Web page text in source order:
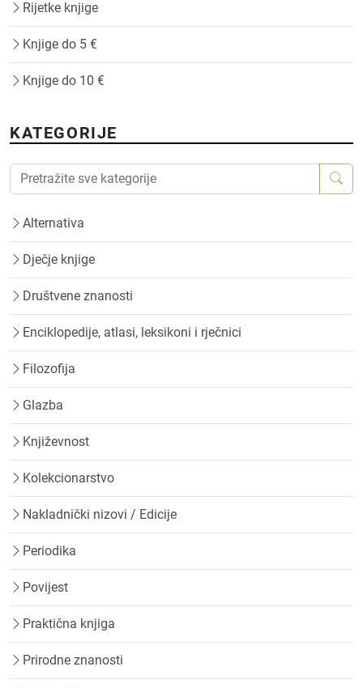
Rijetke knjige
Knjige do 5 €
Knjige do 10 €
KATEGORIJE
Alternativa
Dječje knjige
Društvene znanosti
Enciklopedije, atlasi, leksikoni i rječnici
Filozofija
Glazba
Književnost
Kolekcionarstvo
Nakladnički nizovi / Edicije
Periodika
Povijest
Praktična knjiga
Prirodne znanosti